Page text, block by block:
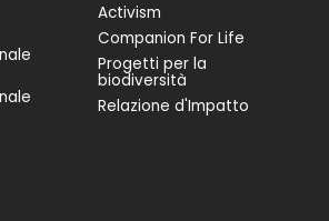
Activism
Companion For Life
Progetti per la
biodiversità
Relazione d'Impatto